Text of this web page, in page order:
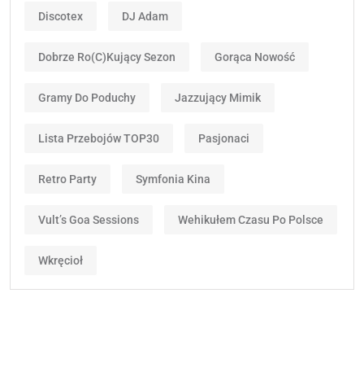
Discotex DJ Adam
Dobrze Ro(c)kujący Sezon Gorąca Nowość
Gramy Do Poduchy Jazzujący Mimik
Lista Przebojów TOP30 Pasjonaci
Retro Party Symfonia Kina
Vult’s Goa Sessions Wehikułem Czasu Po Polsce
Wkręcioł